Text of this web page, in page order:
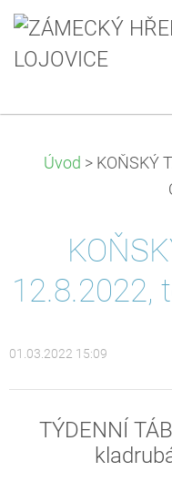
Úvod > KOŇSKÝ
12.8.2022,
01.03.2022 15:09
TÝDENNÍ